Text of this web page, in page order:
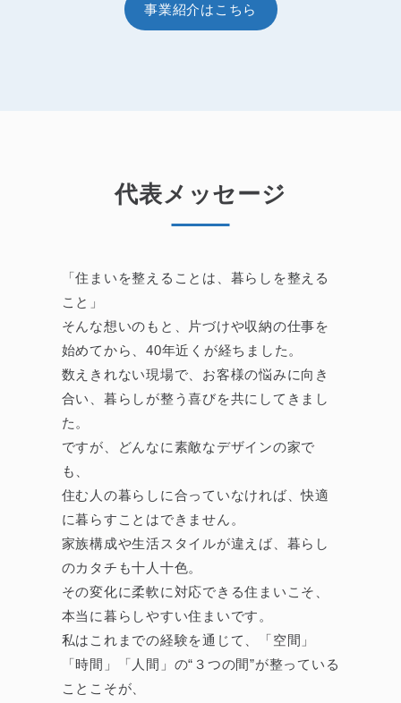
事業紹介はこちら
代表メッセージ
「住まいを整えることは、暮らしを整える
こと」
そんな想いのもと、片づけや収納の仕事を
始めてから、40年近くが経ちました。
数えきれない現場で、お客様の悩みに向き
合い、暮らしが整う喜びを共にしてきまし
た。
ですが、どんなに素敵なデザインの家で
も、
住む人の暮らしに合っていなければ、快適
に暮らすことはできません。
家族構成や生活スタイルが違えば、暮らし
のカタチも十人十色。
その変化に柔軟に対応できる住まいこそ、
本当に暮らしやすい住まいです。
私はこれまでの経験を通じて、「空間」
「時間」「人間」の“３つの間”が整っている
ことこそが、